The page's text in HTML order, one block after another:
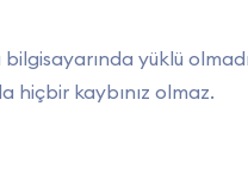
yüklü
hiçbir kaybınız olmaz.